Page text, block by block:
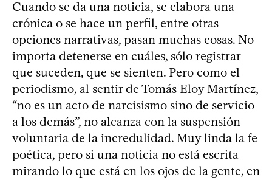
Cuando se da una noticia, se elabora una
crónica o se hace un perfil, entre otras
opciones narrativas, pasan muchas cosas. No
importa detenerse en cuáles, sólo registrar
que suceden, que se sienten. Pero como el
periodismo, al sentir de Tomás Eloy Martínez,
“no es un acto de narcisismo sino de servicio
a los demás”, no alcanza con la suspensión
voluntaria de la incredulidad. Muy linda la fe
poética, pero si una noticia no está escrita
mirando lo que está en los ojos de la gente, en